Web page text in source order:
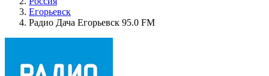
Егорьевск
Радио Дача Егорьевск 95.0 FM